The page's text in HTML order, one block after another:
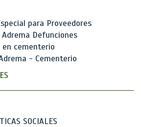
para Proveedores
Defunciones
cementerio
- Cementerio
SOCIALES